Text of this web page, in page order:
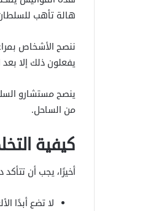
هالة تأهب
ننصح الأشخاص
يفعلون ذلك إلا
ينصح مستشارو
من الساحل.
كيفية
أخيرًا، يجب أن
لا تضع أبدًا